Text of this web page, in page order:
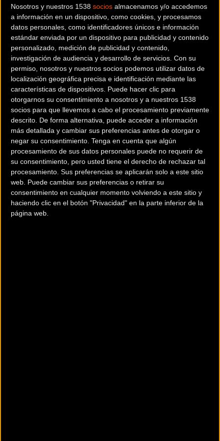
Nosotros y nuestros 1538 socios almacenamos y/o accedemos
a información en un dispositivo, como cookies, y procesamos
datos personales, como identificadores únicos e información
estándar enviada por un dispositivo para publicidad y contenido
personalizado, medición de publicidad y contenido,
investigación de audiencia y desarrollo de servicios. Con su
permiso, nosotros y nuestros socios podemos utilizar datos de
localización geográfica precisa e identificación mediante las
características de dispositivos. Puede hacer clic para
otorgarnos su consentimiento a nosotros y a nuestros 1538
socios para que llevemos a cabo el procesamiento previamente
descrito. De forma alternativa, puede acceder a información
más detallada y cambiar sus preferencias antes de otorgar o
negar su consentimiento. Tenga en cuenta que algún
procesamiento de sus datos personales puede no requerir de
su consentimiento, pero usted tiene el derecho de rechazar tal
procesamiento. Sus preferencias se aplicarán solo a este sitio
web. Puede cambiar sus preferencias o retirar su
consentimiento en cualquier momento volviendo a este sitio y
haciendo clic en el botón "Privacidad" en la parte inferior de la
página web.
consiguió alzarse con la primera posición y lo hizo con una
sensación de “satisfacción absoluta. El sufrimiento con
tanto barro compensa vista la recompensa”. La recompensa
no fue otra que un primer puesto muy disputado con Juan
Enrique Gutiérrez, al que superó por escasos segundos.
El secreto de la victoria pudo ser, según sus propias
palabras, “adaptarse bien al barro, circunstancia que en
bicicleta he conseguido aprovechar porque Juan Enrique
ha tenido un pequeño problemilla y ahí he conseguido
despegarme”.
Menos problemas tuvo la ganadora de la clasificación
femenina, Kathryn Godínez, quien lideró la prueba de
principio a fin: “Me ha sorprendido porque hay chicas
que tienen muchísima técnica y van súper fuertes en bici.